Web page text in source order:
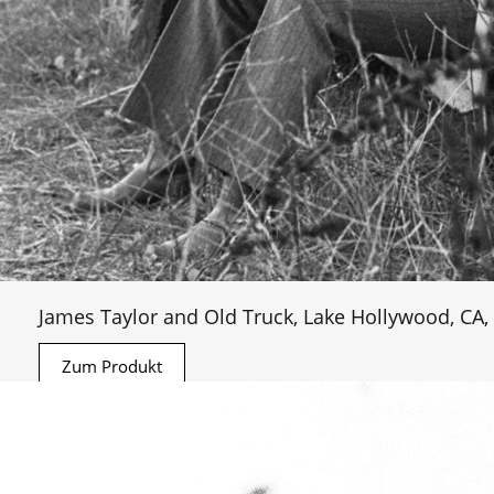
James Taylor and Old Truck, Lake Hollywood, CA,
Zum Produkt